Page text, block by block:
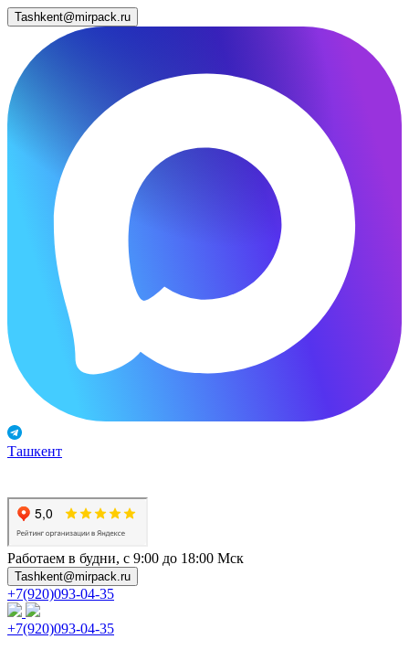
Tashkent@mirpack.ru
Ташкент
Работаем в будни, с 9:00 до 18:00 Мск
Tashkent@mirpack.ru
+7(920)093-04-35
+7(920)093-04-35